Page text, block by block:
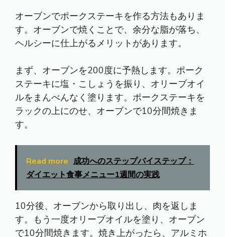
オーブンでポークステーキを作る方法もありま
す。オーブンで焼くことで、余分な脂が落ち、
ヘルシーに仕上がるメリットがあります。
まず、オーブンを200度に予熱します。ポーク
ステーキに塩・こしょうを振り、オリーブオイ
ルをまんべんなく塗ります。ポークステーキを
ラックの上にのせ、オーブンで10分間焼きま
す。
Read more 成功へのステップバイステップ：
ダイエット食事メニュー1週間の実践
10分後、オーブンから取り出し、肉を返しま
す。もう一度オリーブオイルを塗り、オーブン
で10分間焼きます。焼き上がったら、アルミホ